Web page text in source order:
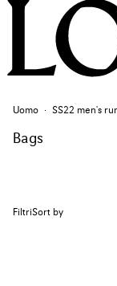
Uomo SS22 men's
Bags
FiltriSort by